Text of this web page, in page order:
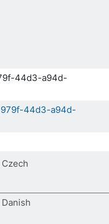
44d3-a94d-
44d3-a94d-
Czech
Danish